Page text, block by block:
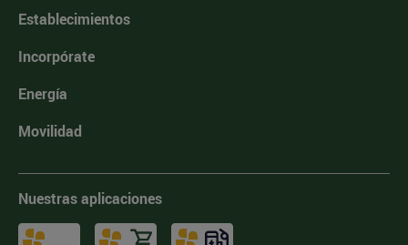
Establecimientos
Incorpórate
Energía
Movilidad
Nuestras aplicaciones